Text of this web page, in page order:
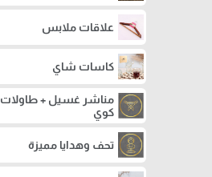
علاقات ملابس
كاسات شاي
مناشر غسيل + طاولات
كوي
تحف وهدايا مميزة